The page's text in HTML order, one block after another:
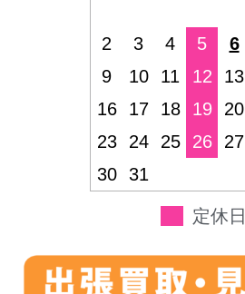
2
3 4 5 6
9
10 11 12 13
16
17 18 19 20
23
24 25 26 27
30
31
定休日